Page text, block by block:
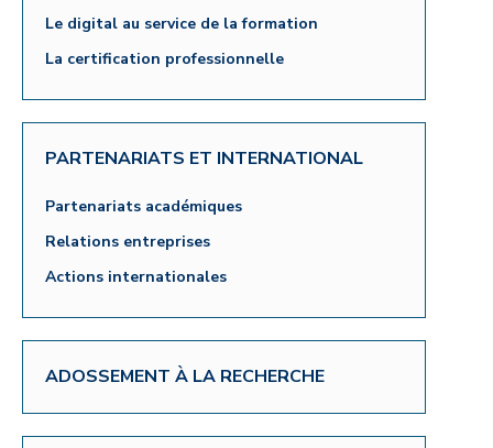
Le digital au service de la formation
La certification professionnelle
PARTENARIATS ET INTERNATIONAL
Partenariats académiques
Relations entreprises
Actions internationales
ADOSSEMENT À LA RECHERCHE